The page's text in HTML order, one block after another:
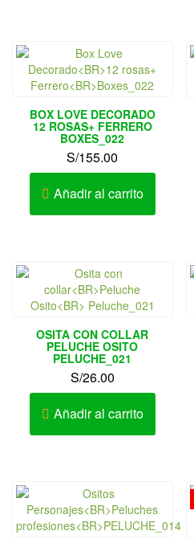
BOX LOVE DECORADO
12 ROSAS+ FERRERO
BOXES_022
S/155.00
Añadir al carrito
OSITA CON COLLAR
PELUCHE OSITO
PELUCHE_021
S/26.00
Añadir al carrito